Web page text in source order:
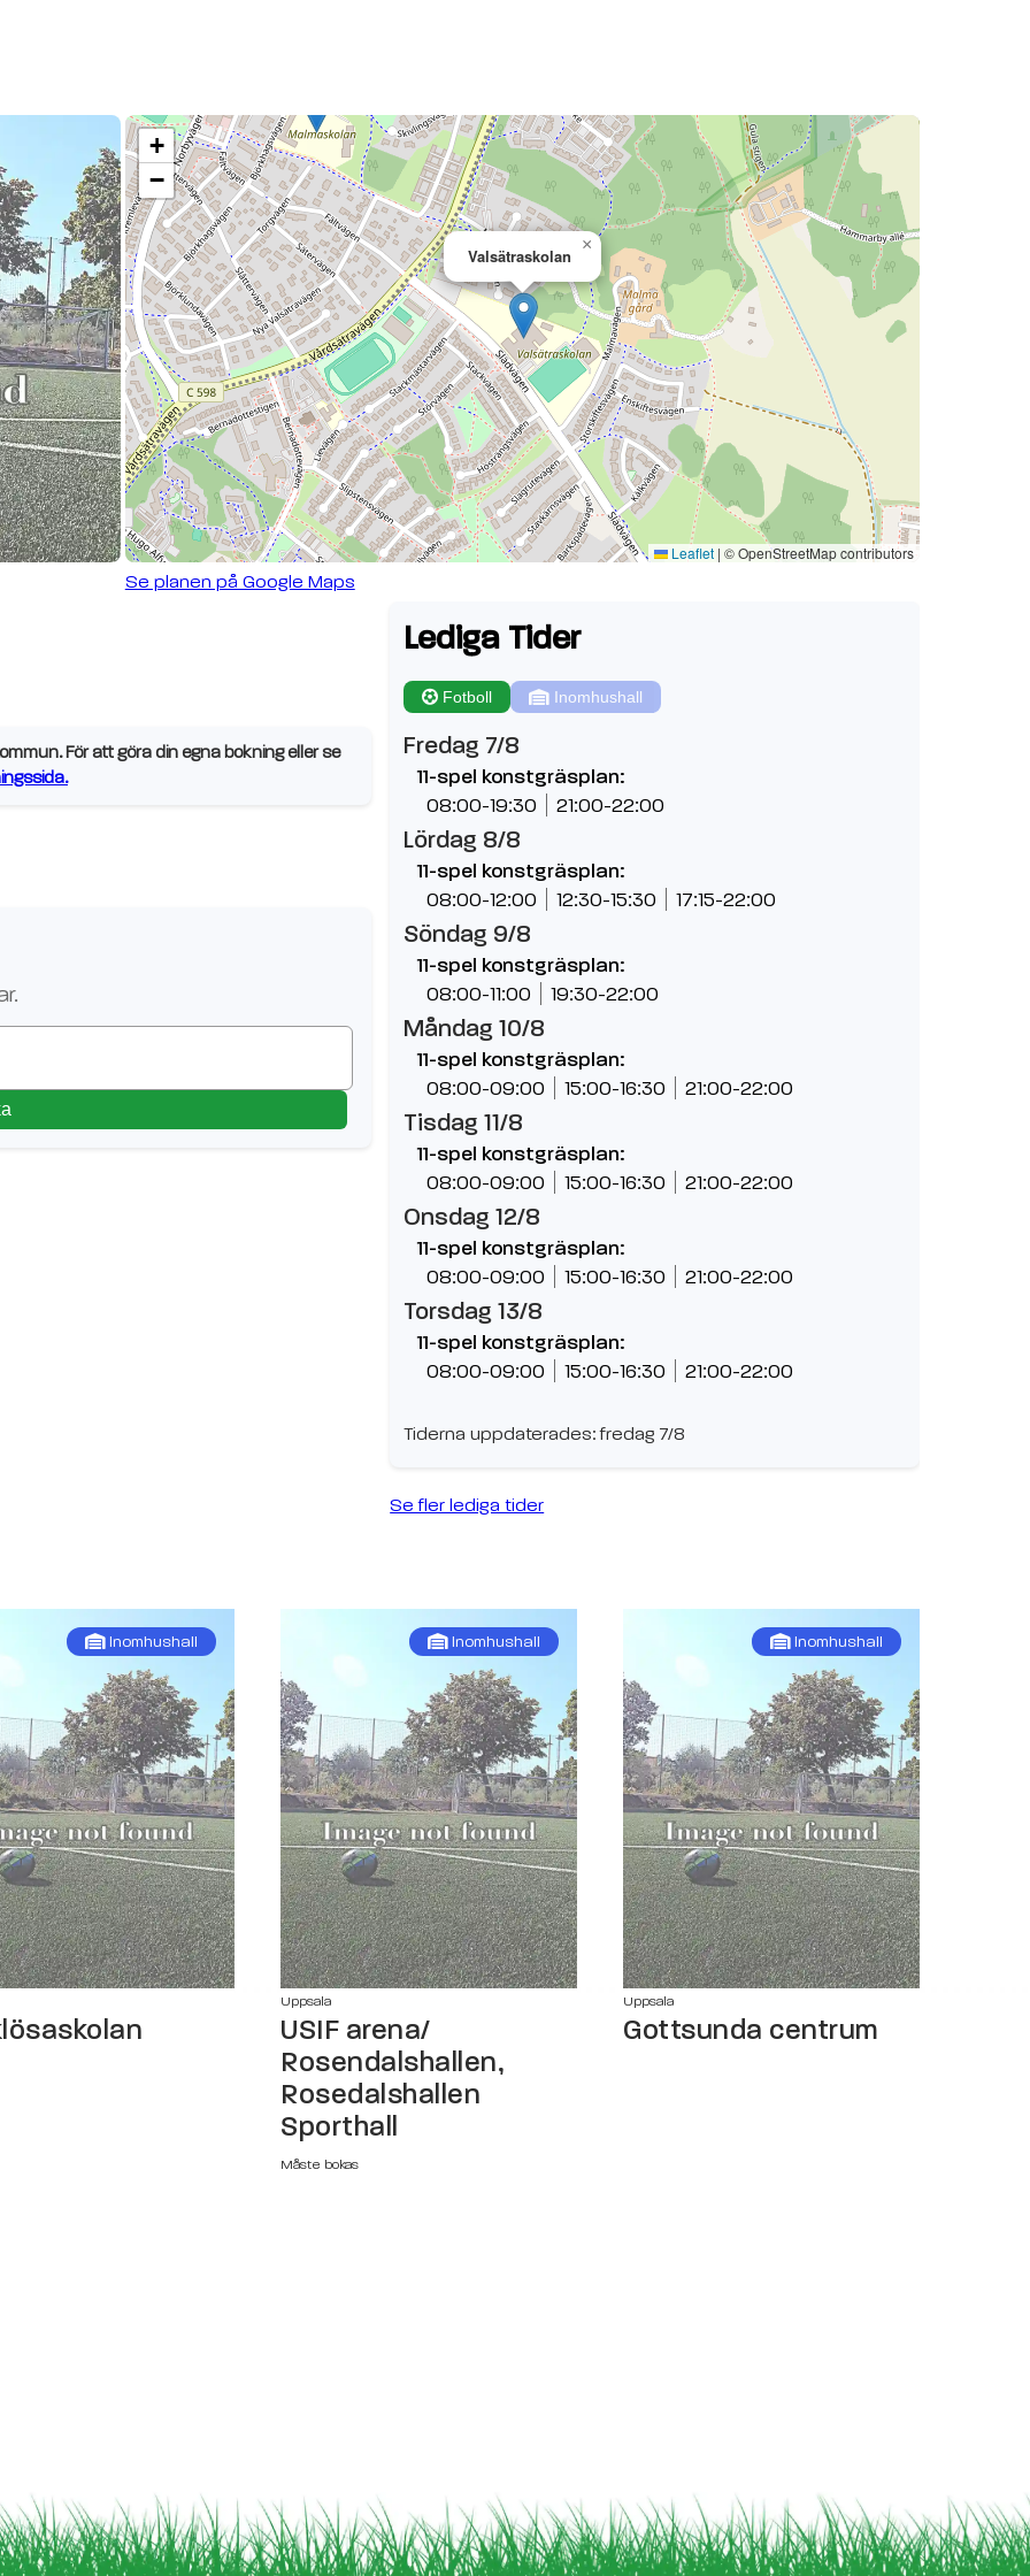
Valsätraskolan
×
+
−
Leaflet | © OpenStreetMap contributors
Se planen på Google Maps
För att göra din egna bokning eller se
Lediga Tider
Fotboll Inomhushall
Fredag 7/8
11-spel konstgräsplan:
08:00-19:30 21:00-22:00
Lördag 8/8
11-spel konstgräsplan:
08:00-12:00 12:30-15:30 17:15-22:00
Söndag 9/8
11-spel konstgräsplan:
08:00-11:00 19:30-22:00
Måndag 10/8
11-spel konstgräsplan:
08:00-09:00 15:00-16:30 21:00-22:00
Tisdag 11/8
11-spel konstgräsplan:
08:00-09:00 15:00-16:30 21:00-22:00
Onsdag 12/8
11-spel konstgräsplan:
08:00-09:00 15:00-16:30 21:00-22:00
Torsdag 13/8
11-spel konstgräsplan:
08:00-09:00 15:00-16:30 21:00-22:00
Tiderna uppdaterades: fredag 7/8
Se fler lediga tider
Inomhushall Inomhushall
Uppsala
USIF arena/
Rosendalshallen,
Rosedalshallen
Sporthall
Måste bokas
Inomhushall
Uppsala
Gottsunda centrum